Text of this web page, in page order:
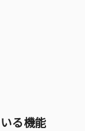
る機能